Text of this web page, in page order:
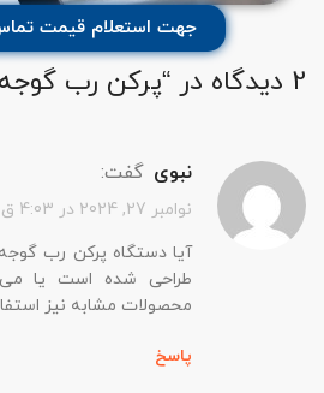
جهت استعلام قیمت
2 دیدگاه در “ پرکن رب
نبوی گفت:
نوامبر 27, 2024 در 4:03 ق.ظ
آیا دستگاه پرکن رب
طراحی شده است یا
محصولات مشابه نیز
پاسخ